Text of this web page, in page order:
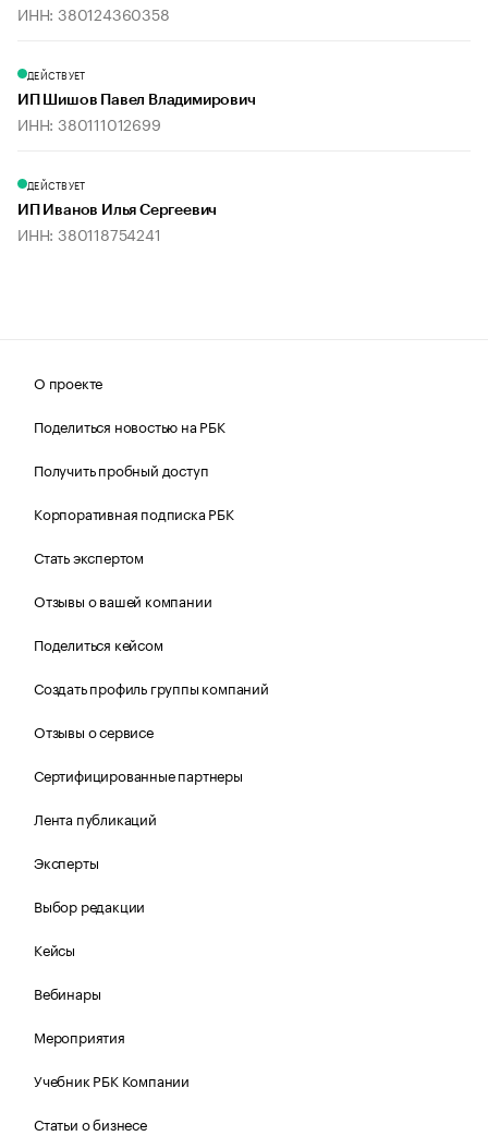
ИНН: 380124360358
ДЕЙСТВУЕТ
ИП Шишов Павел Владимирович
ИНН: 380111012699
ДЕЙСТВУЕТ
ИП Иванов Илья Сергеевич
ИНН: 380118754241
О проекте
Поделиться новостью на РБК
Получить пробный доступ
Корпоративная подписка РБК
Стать экспертом
Отзывы о вашей компании
Поделиться кейсом
Создать профиль группы компаний
Отзывы о сервисе
Сертифицированные партнеры
Лента публикаций
Эксперты
Выбор редакции
Кейсы
Вебинары
Мероприятия
Учебник РБК Компании
Статьи о бизнесе